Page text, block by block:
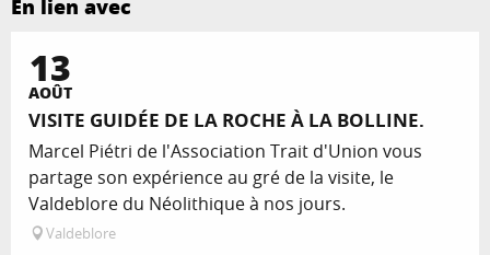
En lien avec
13
AOÛT
VISITE GUIDÉE DE LA ROCHE À LA BOLLINE.
Marcel Piétri de l'Association Trait d'Union vous
partage son expérience au gré de la visite, le
Valdeblore du Néolithique à nos jours.
Valdeblore